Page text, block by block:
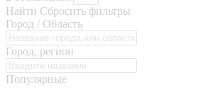
Найти Сбросить фильтры
Город / Область
Город, регион
Популярные